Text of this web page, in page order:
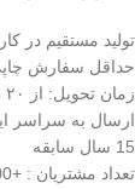
تولید مستقیم در
حداقل سفارش چاپی: ۱۰۰۰
زمان تحویل: از ۲۰ روز کاری
ارسال به سراسر
15 سال سابقه
تعداد مشتریان : +1000